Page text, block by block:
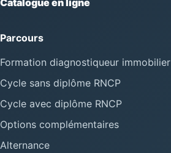
Catalogue en ligne
Parcours
Formation diagnostiqueur immobilier
Cycle sans diplôme RNCP
Cycle avec diplôme RNCP
Options complémentaires
Alternance